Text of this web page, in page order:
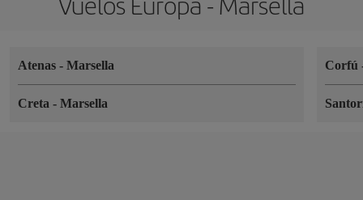
Atenas - Marsella
Creta - Marsella
Corfú